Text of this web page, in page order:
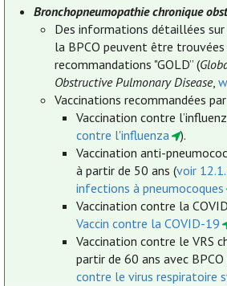
Bronchopneumopathie chronique
Des informations détaillées sur
la BPCO peuvent être trouvées
recommandations "GOLD” (
Obstructive Pulmonary Disease,
Vaccinations recommandées par
Vaccination contre
contre l'influenza
).
Vaccination anti-
à partir de 50 ans (voir
infections à pneumocoques
Vaccination contre la
Vaccin contre la COVID-19
Vaccination contre le VRS
partir de 60 ans avec BPCO
contre le virus respiratoire